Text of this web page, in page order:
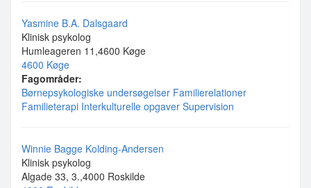
Yasmine B.A. Dalsgaard
Klinisk psykolog
Humleageren 11,4600 Køge
4600 Køge
Fagområder:
Børnepsykologiske undersøgelser Familierelationer
Familieterapi Interkulturelle opgaver Supervision
Winnie Bagge Kolding-Andersen
Klinisk psykolog
Algade 33, 3.,4000 Roskilde